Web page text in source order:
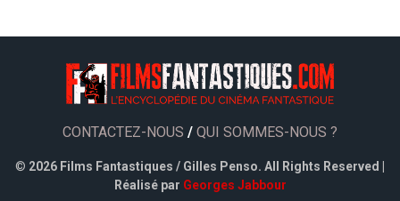
CONTACTEZ-NOUS / QUI SOMMES-NOUS ?
© 2026 Films Fantastiques / Gilles Penso. All Rights Reserved |
Réalisé par Georges Jabbour